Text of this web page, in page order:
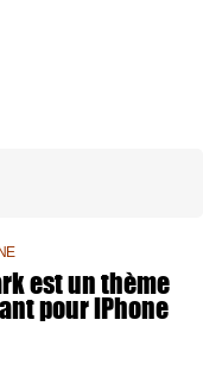
est un thème
pour iPhone